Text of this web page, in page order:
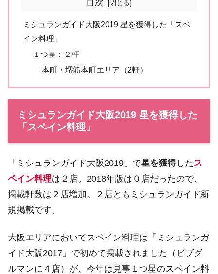
目次
ミシュランガイド大阪2019 星を獲得した「スペ
イン料理」
１つ星：２軒
本町・堺筋本町エリア（2軒）
ミシュランガイド大阪2019 星を獲得した
「スペイン料理」
「ミシュランガイド大阪2019」で星を獲得した ス
ペイン料理は２店。2018年版は０店だったので、
掲載軒数は２店増加。２店ともミシュランガイド新
規掲載です。
大阪エリアにおいてスペイン料理は「ミシュランガ
イド大阪2017」で初めて掲載されました（ビブグ
ルマンに４店）が、今年は見事１つ星のスペイン料